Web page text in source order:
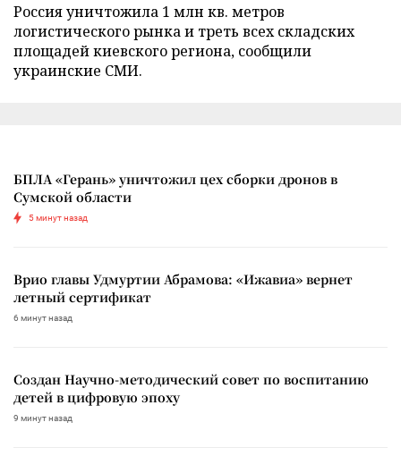
Россия уничтожила 1 млн кв. метров
логистического рынка и треть всех складских
площадей киевского региона, сообщили
украинские СМИ.
БПЛА «Герань» уничтожил цех сборки дронов в
Сумской области
5 минут назад
Врио главы Удмуртии Абрамова: «Ижавиа» вернет
летный сертификат
6 минут назад
Создан Научно-методический совет по воспитанию
детей в цифровую эпоху
9 минут назад